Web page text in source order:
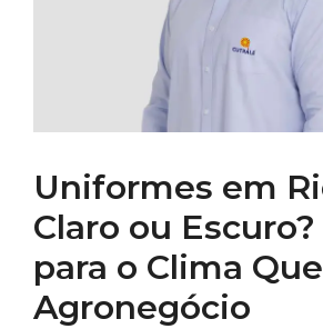
Uniformes em
Claro ou
para o Clima
Agronegócio